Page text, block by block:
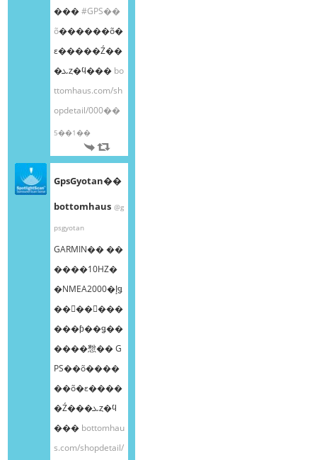
���#GPS��
õ������õ�
ε�����Ź��
�ܥȥ�ϥ��� bo
ttomhaus.com/sh
opdetail/000��
5��1��
GpsGyotan��
bottomhaus @g
psgyotan
GARMIN�� ��
����10HZ�
�NMEA2000�إǥ
��󥰥��󥵡���
���ƥ��ǥ��
����㥹�� G
PS��õ����
��õ�ε����
�Ź���ܥȥ�ϥ
��� bottomhau
s.com/shopdetail/